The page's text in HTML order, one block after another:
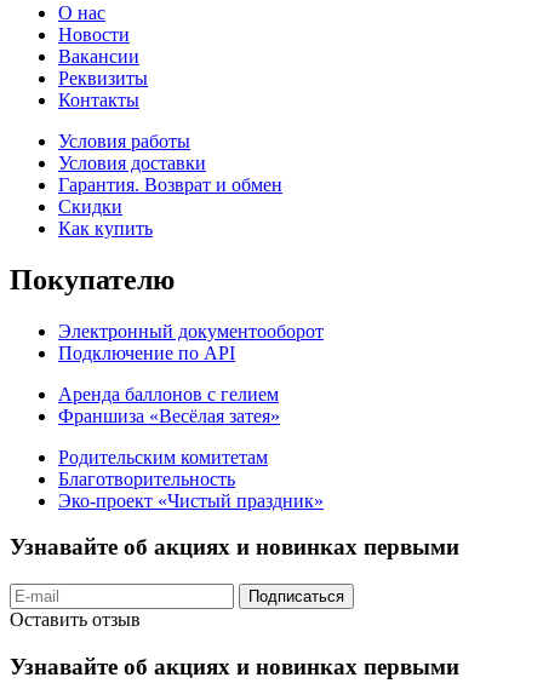
О нас
Новости
Вакансии
Реквизиты
Контакты
Условия работы
Условия доставки
Гарантия. Возврат и обмен
Скидки
Как купить
Покупателю
Электронный документооборот
Подключение по API
Аренда баллонов с гелием
Франшиза «Весёлая затея»
Родительским комитетам
Благотворительность
Эко-проект «Чистый праздник»
Узнавайте об акциях и новинках первыми
Подписаться
Оставить отзыв
Узнавайте об акциях и новинках первыми